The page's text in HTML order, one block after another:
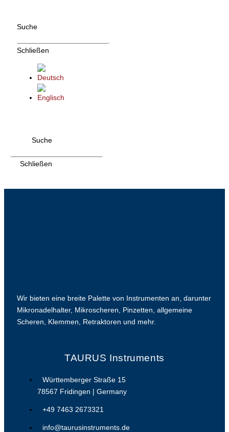
Suche
Schließen
Suche
Schließen
Wir bieten eine breite Palette von Instrumenten an, darunter
Mikronadelhalter, Mikroscheren, Pinzetten, allgemeine
Scheren, Klemmen, Retraktoren und mehr.
TAURUS Instruments
Württemberger Straße 15
78567 Fridingen | Germany
+49 7463 2673321
info@taurusinstruments.de